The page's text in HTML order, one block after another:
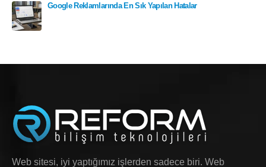
Google Reklamlarında En Sık Yapılan Hatalar
Web sitesi, iyi yaptığımız işlerden sadece biri. Web